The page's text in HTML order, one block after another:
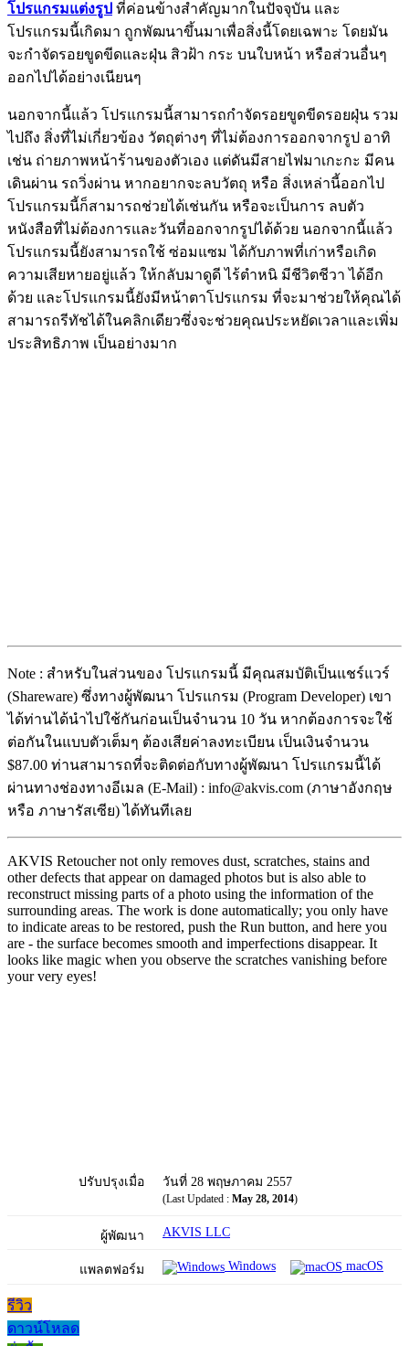
โปรแกรมแต่งรูป ที่ค่อนข้างสำคัญมากในปัจจุบัน และ
โปรแกรมนี้เกิดมา ถูกพัฒนาขึ้นมาเพื่อสิ่งนี้โดยเฉพาะ โดยมัน
จะกำจัดรอยขูดขีดและฝุ่น สิวฝ้า กระ บนใบหน้า หรือส่วนอื่นๆ
ออกไปได้อย่างเนียนๆ
นอกจากนี้แล้ว โปรแกรมนี้สามารถกำจัดรอยขูดขีดรอยฝุ่น รวม
ไปถึง สิ่งที่ไม่เกี่ยวข้อง วัตถุต่างๆ ที่ไม่ต้องการออกจากรูป อาทิ
เช่น ถ่ายภาพหน้าร้านของตัวเอง แต่ดันมีสายไฟมาเกะกะ มีคน
เดินผ่าน รถวิ่งผ่าน หากอยากจะลบวัตถุ หรือ สิ่งเหล่านี้ออกไป
โปรแกรมนี้ก็สามารถช่วยได้เช่นกัน หรือจะเป็นการ ลบตัว
หนังสือที่ไม่ต้องการและวันที่ออกจากรูปได้ด้วย นอกจากนี้แล้ว
โปรแกรมนี้ยังสามารถใช้ ซ่อมแซม ได้กับภาพที่เก่าหรือเกิด
ความเสียหายอยู่แล้ว ให้กลับมาดูดี ไร้ตำหนิ มีชีวิตชีวา ได้อีก
ด้วย และโปรแกรมนี้ยังมีหน้าตาโปรแกรม ที่จะมาช่วยให้คุณได้
สามารถรีทัชได้ในคลิกเดียวซึ่งจะช่วยคุณประหยัดเวลาและเพิ่ม
ประสิทธิภาพ เป็นอย่างมาก
Note : สำหรับในส่วนของ โปรแกรมนี้ มีคุณสมบัติเป็นแชร์แวร์
(Shareware) ซึ่งทางผู้พัฒนา โปรแกรม (Program Developer) เขา
ได้ท่านได้นำไปใช้กันก่อนเป็นจำนวน 10 วัน หากต้องการจะใช้
ต่อกันในแบบตัวเต็มๆ ต้องเสียค่าลงทะเบียน เป็นเงินจำนวน
$87.00 ท่านสามารถที่จะติดต่อกับทางผู้พัฒนา โปรแกรมนี้ได้
ผ่านทางช่องทางอีเมล (E-Mail) : info@akvis.com (ภาษาอังกฤษ
หรือ ภาษารัสเซีย) ได้ทันทีเลย
AKVIS Retoucher not only removes dust, scratches, stains and
other defects that appear on damaged photos but is also able to
reconstruct missing parts of a photo using the information of the
surrounding areas. The work is done automatically; you only have
to indicate areas to be restored, push the Run button, and here you
are - the surface becomes smooth and imperfections disappear. It
looks like magic when you observe the scratches vanishing before
your very eyes!
ปรับปรุงเมื่อ วันที่ 28 พฤษภาคม 2557
(Last Updated : May 28, 2014)
ผู้พัฒนา AKVIS LLC
แพลตฟอร์ม Windows macOS
รีวิว
ดาวน์โหลด